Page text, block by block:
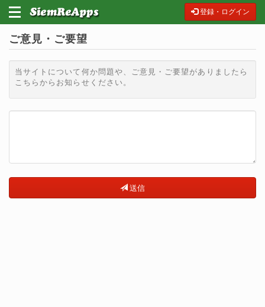
登録・ログイン
ご意見・ご要望
当サイトについて何か問題や、ご意見・ご要望がありましたら
こちらからお知らせください。
送信